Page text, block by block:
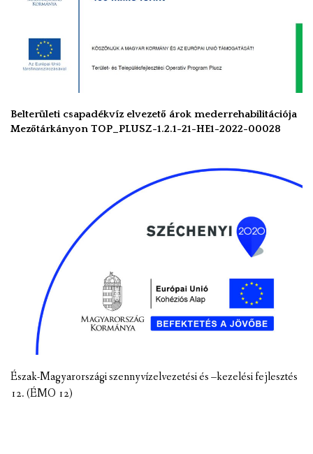
Belterületi csapadékvíz elvezető árok mederrehabilitációja
Mezőtárkányon TOP_PLUSZ-1.2.1-21-HE1-2022-00028
Észak-Magyarországi szennyvízelvezetési és –kezelési fejlesztés
12. (ÉMO 12)